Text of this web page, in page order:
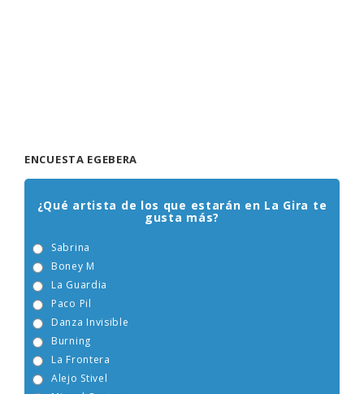
ENCUESTA EGEBERA
¿Qué artista de los que estarán en La Gira te
gusta más?
Sabrina
Boney M
La Guardia
Paco Pil
Danza Invisible
Burning
La Frontera
Alejo Stivel